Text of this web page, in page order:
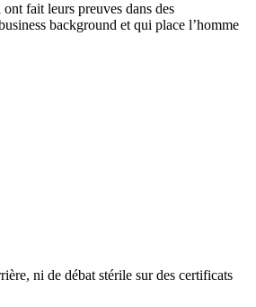
fait leurs preuves dans des
background et qui place l’homme
ni de débat stérile sur des certificats